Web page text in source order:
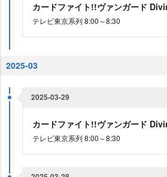
カードファイト!!ヴァンガード
テレビ東京系列 8:00～8:30
2025-03
2025-03-29
カードファイト!!ヴァンガード
テレビ東京系列 8:00～8:30